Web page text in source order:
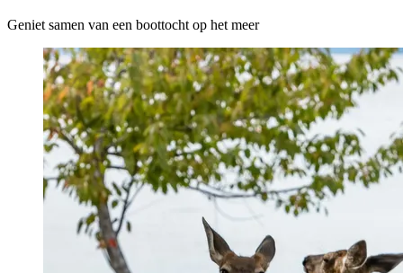
Geniet samen van een boottocht op het meer